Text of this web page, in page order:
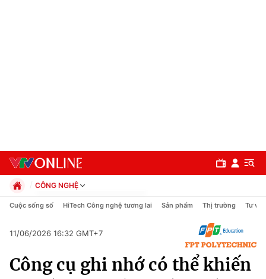
Chính trị
CÔNG NGHỆ
Chính trị
Pháp luật
Thể thao
Cuộc sống số HiTech Công nghệ tương lai Sản phẩm Thị trường Tư vấn
11/06/2026 16:32 GMT+7
Công cụ ghi nhớ có thể khiến